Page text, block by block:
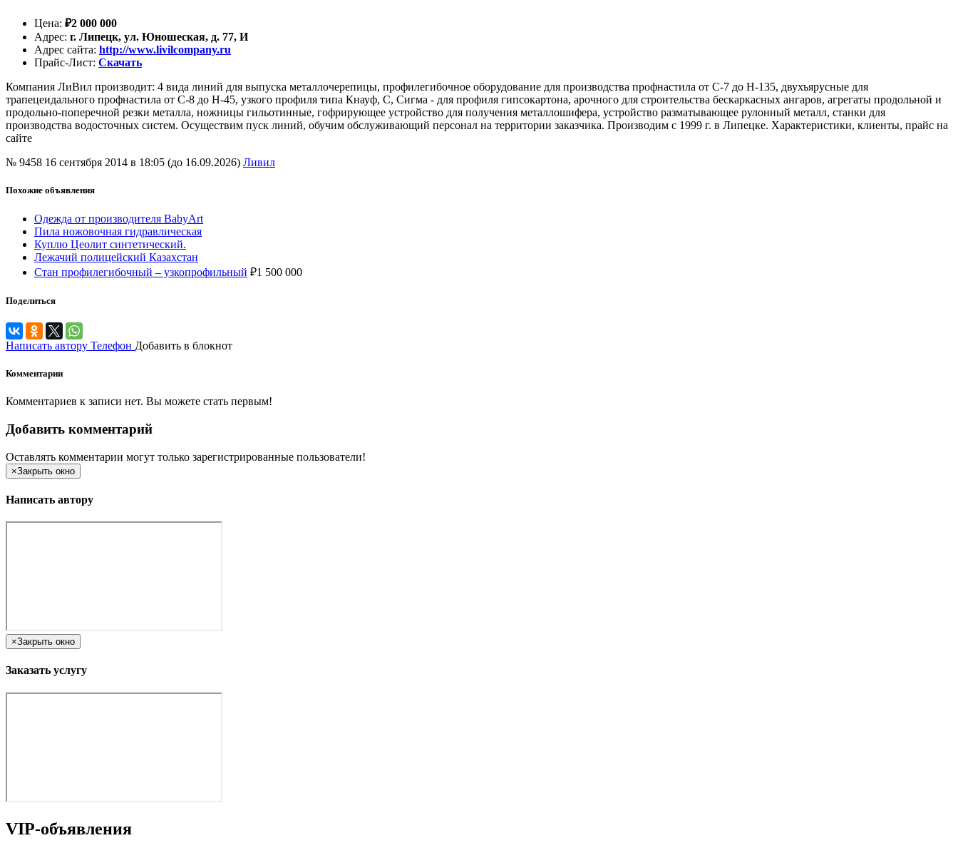
Цена: ₽2 000 000
Адрес: г. Липецк, ул. Юношеская, д. 77, И
Адрес сайта: http://www.livilcompany.ru
Прайс-Лист: Скачать
Компания ЛиВил производит: 4 вида линий для выпуска металлочерепицы, профилегибочное оборудование для производства профнастила от С-7 до Н-135, двухъярусные для
трапецеидального профнастила от С-8 до Н-45, узкого профиля типа Кнауф, С, Сигма - для профиля гипсокартона, арочного для строительства бескаркасных ангаров, агрегаты продольной и
продольно-поперечной резки металла, ножницы гильотинные, гофрирующее устройство для получения металлошифера, устройство разматывающее рулонный металл, станки для
производства водосточных систем. Осуществим пуск линий, обучим обслуживающий персонал на территории заказчика. Производим с 1999 г. в Липецке. Характеристики, клиенты, прайс на
сайте
№ 9458 16 сентября 2014 в 18:05 (до 16.09.2026) Ливил
Похожие объявления
Одежда от производителя BabyArt
Пила ножовочная гидравлическая
Куплю Цеолит синтетический.
Лежачий полицейский Казахстан
Стан профилегибочный – узкопрофильный ₽1 500 000
Поделиться
Написать автору Телефон Добавить в блокнот
Комментарии
Комментариев к записи нет. Вы можете стать первым!
Добавить комментарий
Оставлять комментарии могут только зарегистрированные пользователи!
×Закрыть окно
Написать автору
×Закрыть окно
Заказать услугу
VIP-объявления